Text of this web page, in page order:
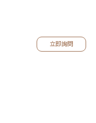
立即詢問